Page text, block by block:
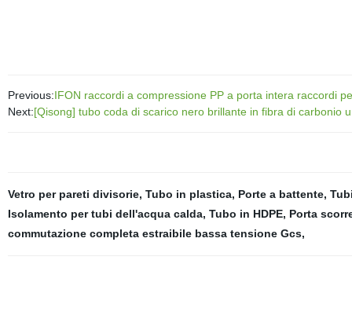
Previous:IFON raccordi a compressione PP a porta intera raccordi
Next:[Qisong] tubo coda di scarico nero brillante in fibra di carbonio
Vetro per pareti divisorie, Tubo in plastica, Porte a battente,
Isolamento per tubi dell'acqua calda, Tubo in HDPE, Porta
commutazione completa estraibile bassa tensione Gcs,